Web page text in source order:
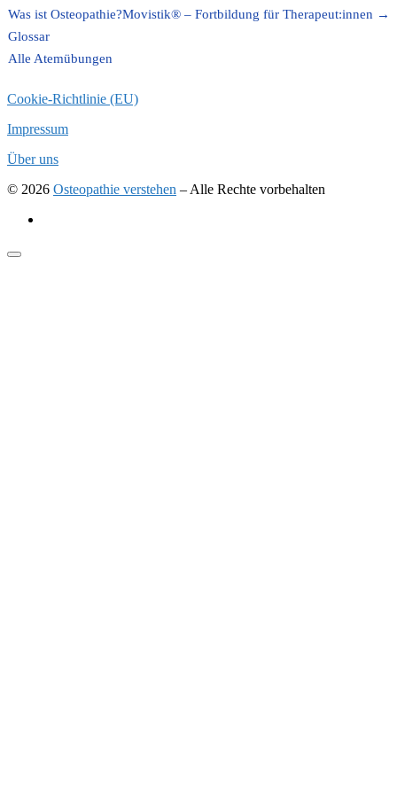
Was ist Osteopathie?
Glossar
Alle Atemübungen
Movistik® – Fortbildung für Therapeut:innen →
Cookie-Richtlinie (EU)
Impressum
Über uns
© 2026 Osteopathie verstehen – Alle Rechte vorbehalten